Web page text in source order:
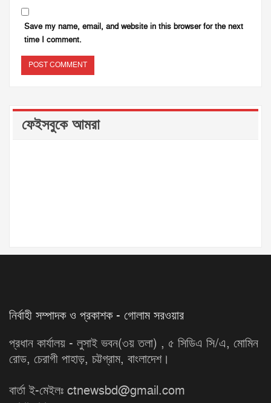
Save my name, email, and website in this browser for the next
time I comment.
ফেইসবুকে আমরা
নির্বাহী সম্পাদক ও প্রকাশক - গোলাম সরওয়ার
প্রধান কার্যালয় - লুসাই ভবন(৩য় তলা) , ৫ সিডিএ সি/এ, মোমিন
রোড, চেরাগী পাহাড়, চট্টগ্রাম, বাংলাদেশ।
বার্তা ই-মেইলঃ ctnewsbd@gmail.com